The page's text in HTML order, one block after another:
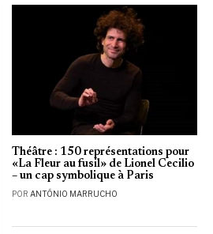
Théâtre : 150 représentations pour
«La Fleur au fusil» de Lionel Cecilio
– un cap symbolique à Paris
POR ANTÓNIO MARRUCHO